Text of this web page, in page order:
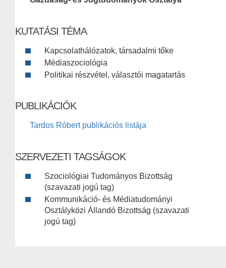
KUTATÁSI TÉMA
Kapcsolathálózatok, társadalmi tőke
Médiaszociológia
Politikai részvétel, választói magatartás
PUBLIKÁCIÓK
Tardos Róbert publikációs listája
SZERVEZETI TAGSÁGOK
Szociológiai Tudományos Bizottság
(szavazati jogú tag)
Kommunikáció- és Médiatudományi
Osztályközi Állandó Bizottság (szavazati
jogú tag)